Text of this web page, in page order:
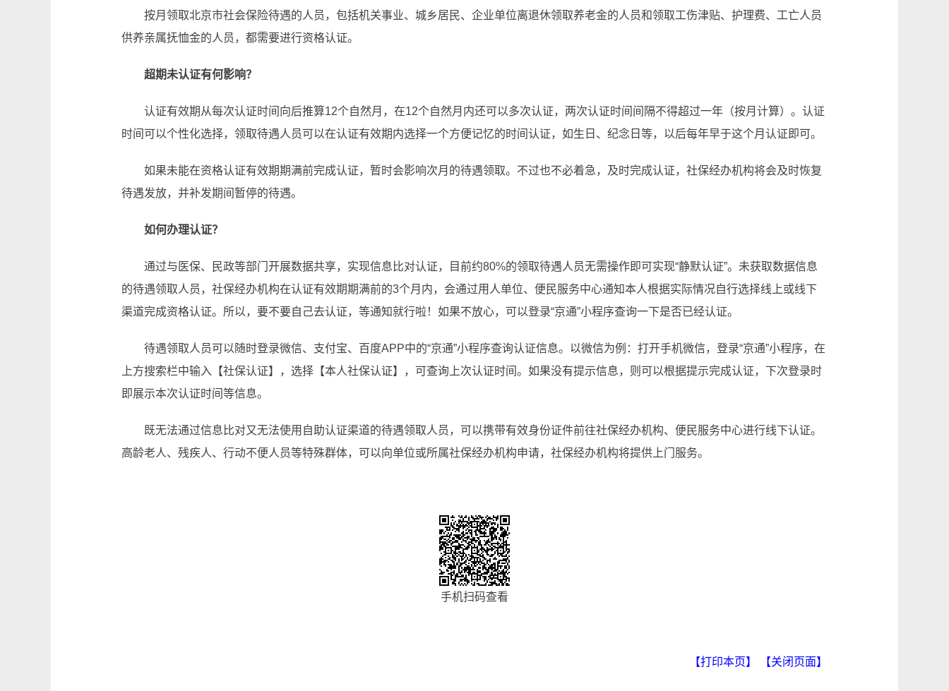
按月领取北京市社会保险待遇的人员，包括机关事业、城乡居民、企业单位离退休领取养老金的人员和领取工伤津贴、护理费、工亡人员
供养亲属抚恤金的人员，都需要进行资格认证。
超期未认证有何影响？
认证有效期从每次认证时间向后推算12个自然月，在12个自然月内还可以多次认证，两次认证时间间隔不得超过一年（按月计算）。认证
时间可以个性化选择，领取待遇人员可以在认证有效期内选择一个方便记忆的时间认证，如生日、纪念日等，以后每年早于这个月认证即可。
如果未能在资格认证有效期期满前完成认证，暂时会影响次月的待遇领取。不过也不必着急，及时完成认证，社保经办机构将会及时恢复
待遇发放，并补发期间暂停的待遇。
如何办理认证？
通过与医保、民政等部门开展数据共享，实现信息比对认证，目前约80%的领取待遇人员无需操作即可实现“静默认证”。未获取数据信息
的待遇领取人员，社保经办机构在认证有效期期满前的3个月内，会通过用人单位、便民服务中心通知本人根据实际情况自行选择线上或线下
渠道完成资格认证。所以，要不要自己去认证，等通知就行啦！如果不放心，可以登录“京通”小程序查询一下是否已经认证。
待遇领取人员可以随时登录微信、支付宝、百度APP中的“京通”小程序查询认证信息。以微信为例：打开手机微信，登录“京通”小程序，在
上方搜索栏中输入【社保认证】，选择【本人社保认证】，可查询上次认证时间。如果没有提示信息，则可以根据提示完成认证，下次登录时
即展示本次认证时间等信息。
既无法通过信息比对又无法使用自助认证渠道的待遇领取人员，可以携带有效身份证件前往社保经办机构、便民服务中心进行线下认证。
高龄老人、残疾人、行动不便人员等特殊群体，可以向单位或所属社保经办机构申请，社保经办机构将提供上门服务。
手机扫码查看
【打印本页】 【关闭页面】